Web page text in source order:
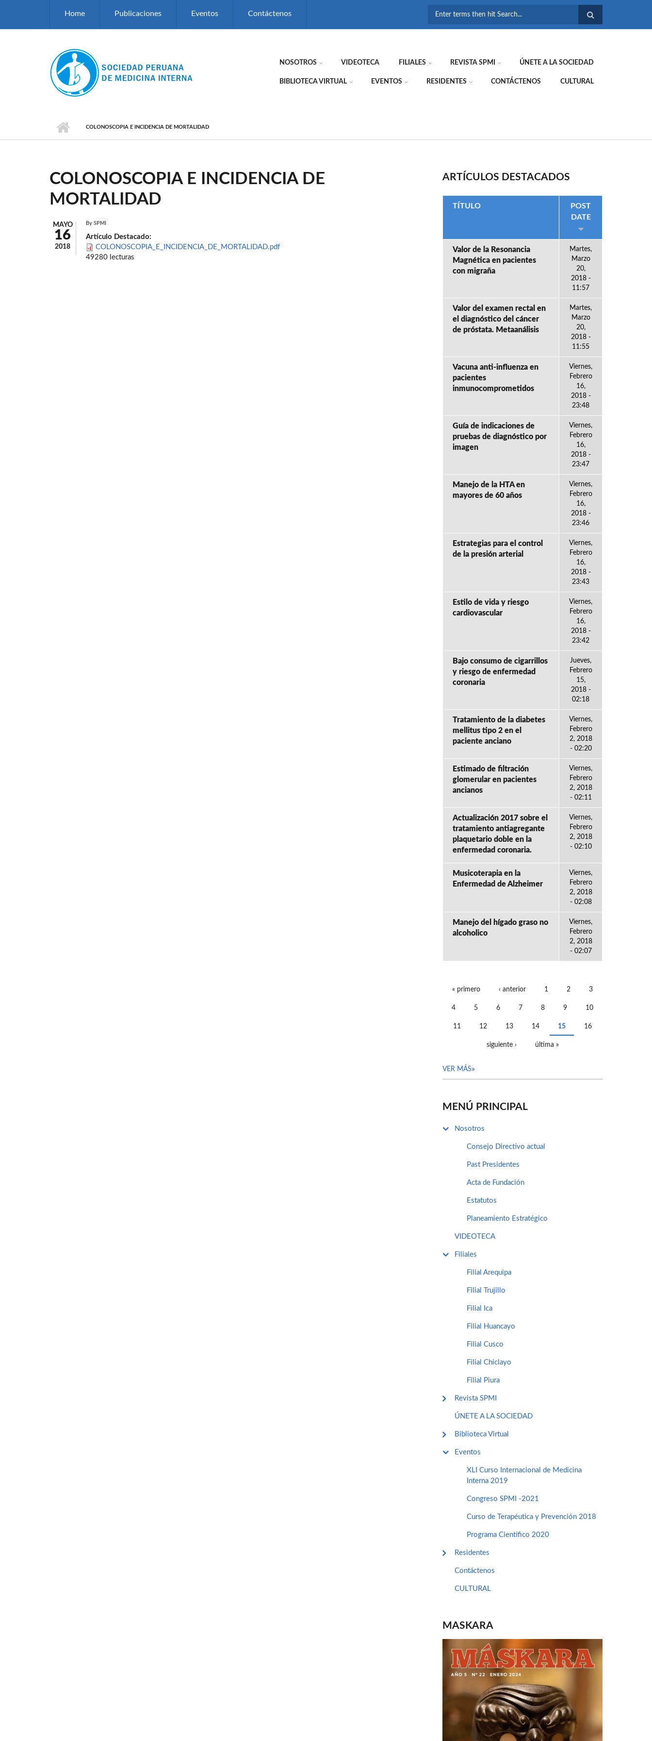
Home Publicaciones Eventos Contáctenos
NOSOTROS VIDEOTECA FILIALES REVISTA SPMI ÚNETE A LA SOCIEDAD
BIBLIOTECA VIRTUAL EVENTOS RESIDENTES CONTÁCTENOS CULTURAL
COLONOSCOPIA E INCIDENCIA DE MORTALIDAD
COLONOSCOPIA E INCIDENCIA DE
MORTALIDAD
MAYO
16
2018
By SPMI
Artículo Destacado:
COLONOSCOPIA_E_INCIDENCIA_DE_MORTALIDAD.pdf
49280 lecturas
ARTÍCULOS DESTACADOS
TÍTULO
POST
DATE
Valor de la Resonancia
Magnética en pacientes
con migraña
Martes,
Marzo
20,
2018 -
11:57
Valor del examen rectal en
el diagnóstico del cáncer
de próstata. Metaanálisis
Martes,
Marzo
20,
2018 -
11:55
Vacuna anti-influenza en
pacientes
inmunocomprometidos
Viernes,
Febrero
16,
2018 -
23:48
Guía de indicaciones de
pruebas de diagnóstico por
imagen
Viernes,
Febrero
16,
2018 -
23:47
Manejo de la HTA en
mayores de 60 años
Viernes,
Febrero
16,
2018 -
23:46
Estrategias para el control
de la presión arterial
Viernes,
Febrero
16,
2018 -
23:43
Estilo de vida y riesgo
cardiovascular
Viernes,
Febrero
16,
2018 -
23:42
Bajo consumo de cigarrillos
y riesgo de enfermedad
coronaria
Jueves,
Febrero
15,
2018 -
02:18
Tratamiento de la diabetes
mellitus tipo 2 en el
paciente anciano
Viernes,
Febrero
2, 2018
- 02:20
Estimado de filtración
glomerular en pacientes
ancianos
Viernes,
Febrero
2, 2018
- 02:11
Actualización 2017 sobre el
tratamiento antiagregante
plaquetario doble en la
enfermedad coronaria.
Viernes,
Febrero
2, 2018
- 02:10
Musicoterapia en la
Enfermedad de Alzheimer
Viernes,
Febrero
2, 2018
- 02:08
Manejo del hígado graso no
alcoholico
Viernes,
Febrero
2, 2018
- 02:07
« primero ‹ anterior 1 2 3
4 5 6 7 8 9 10
11 12 13 14 15 16
siguiente › última »
VER MÁS
MENÚ PRINCIPAL
Nosotros
Consejo Directivo actual
Past Presidentes
Acta de Fundación
Estatutos
Planeamiento Estratégico
VIDEOTECA
Filiales
Filial Arequipa
Filial Trujillo
Filial Ica
Filial Huancayo
Filial Cusco
Filial Chiclayo
Filial Piura
Revista SPMI
ÚNETE A LA SOCIEDAD
Biblioteca Virtual
Eventos
XLI Curso Internacional de Medicina
Interna 2019
Congreso SPMI -2021
Curso de Terapéutica y Prevención 2018
Programa Cientifico 2020
Residentes
Contáctenos
CULTURAL
MASKARA